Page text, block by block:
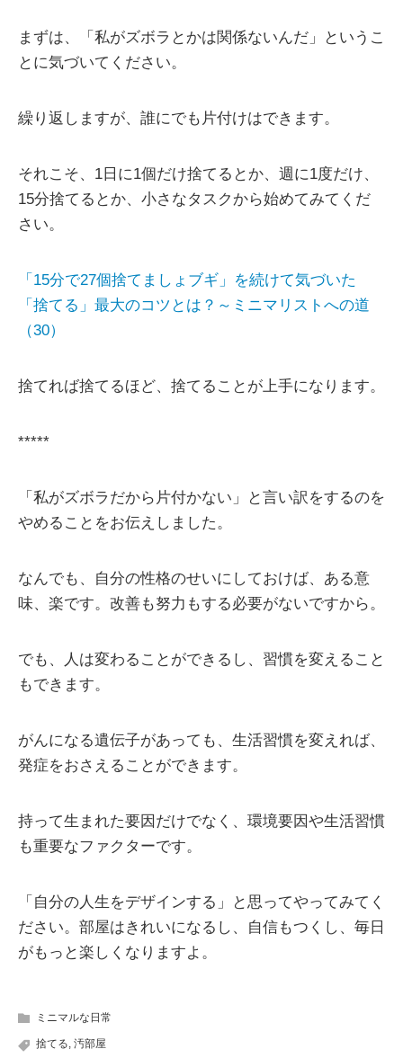
まずは、「私がズボラとかは関係ないんだ」というこ
とに気づいてください。
繰り返しますが、誰にでも片付けはできます。
それこそ、1日に1個だけ捨てるとか、週に1度だけ、
15分捨てるとか、小さなタスクから始めてみてくだ
さい。
「15分で27個捨てましょブギ」を続けて気づいた
「捨てる」最大のコツとは？～ミニマリストへの道
（30）
捨てれば捨てるほど、捨てることが上手になります。
*****
「私がズボラだから片付かない」と言い訳をするのを
やめることをお伝えしました。
なんでも、自分の性格のせいにしておけば、ある意
味、楽です。改善も努力もする必要がないですから。
でも、人は変わることができるし、習慣を変えること
もできます。
がんになる遺伝子があっても、生活習慣を変えれば、
発症をおさえることができます。
持って生まれた要因だけでなく、環境要因や生活習慣
も重要なファクターです。
「自分の人生をデザインする」と思ってやってみてく
ださい。部屋はきれいになるし、自信もつくし、毎日
がもっと楽しくなりますよ。
ミニマルな日常
捨てる, 汚部屋